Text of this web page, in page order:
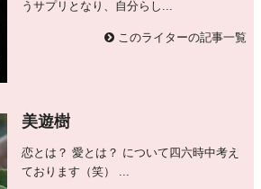
うサプリとなり、自分らし...
このライターの記事一覧
美遊樹
恋とは？ 愛とは？ について四六時中考え
ております（笑） ...